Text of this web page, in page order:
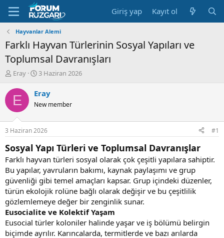
Giriş yap Kayıt ol
Hayvanlar Alemi
Farklı Hayvan Türlerinin Sosyal Yapıları ve
Toplumsal Davranışları
K
n
u
u
B
a
ş
l
a
t
a
n
Eray
B
ş
a
g
ı
ç
t
a
r
i
h
i
3 Haziran 2026
E Eray
New member
3 Haziran 2026 #1
Sosyal Yapı Türleri ve Toplumsal Davranışlar
Farklı hayvan türleri sosyal olarak çok çeşitli yapılara sahiptir.
Bu yapılar, yavruların bakımı, kaynak paylaşımı ve grup
güvenliği gibi temel amaçları kapsar. Grup içindeki düzenler,
türün ekolojik rolüne bağlı olarak değişir ve bu çeşitlilik
gözlemlemeye değer bir zenginlik sunar.
Eusocialite ve Kolektif Yaşam
Eusocial türler koloniler halinde yaşar ve iş bölümü belirgin
biçimde ayrılır. Karıncalarda, termitlerde ve bazı arılarda